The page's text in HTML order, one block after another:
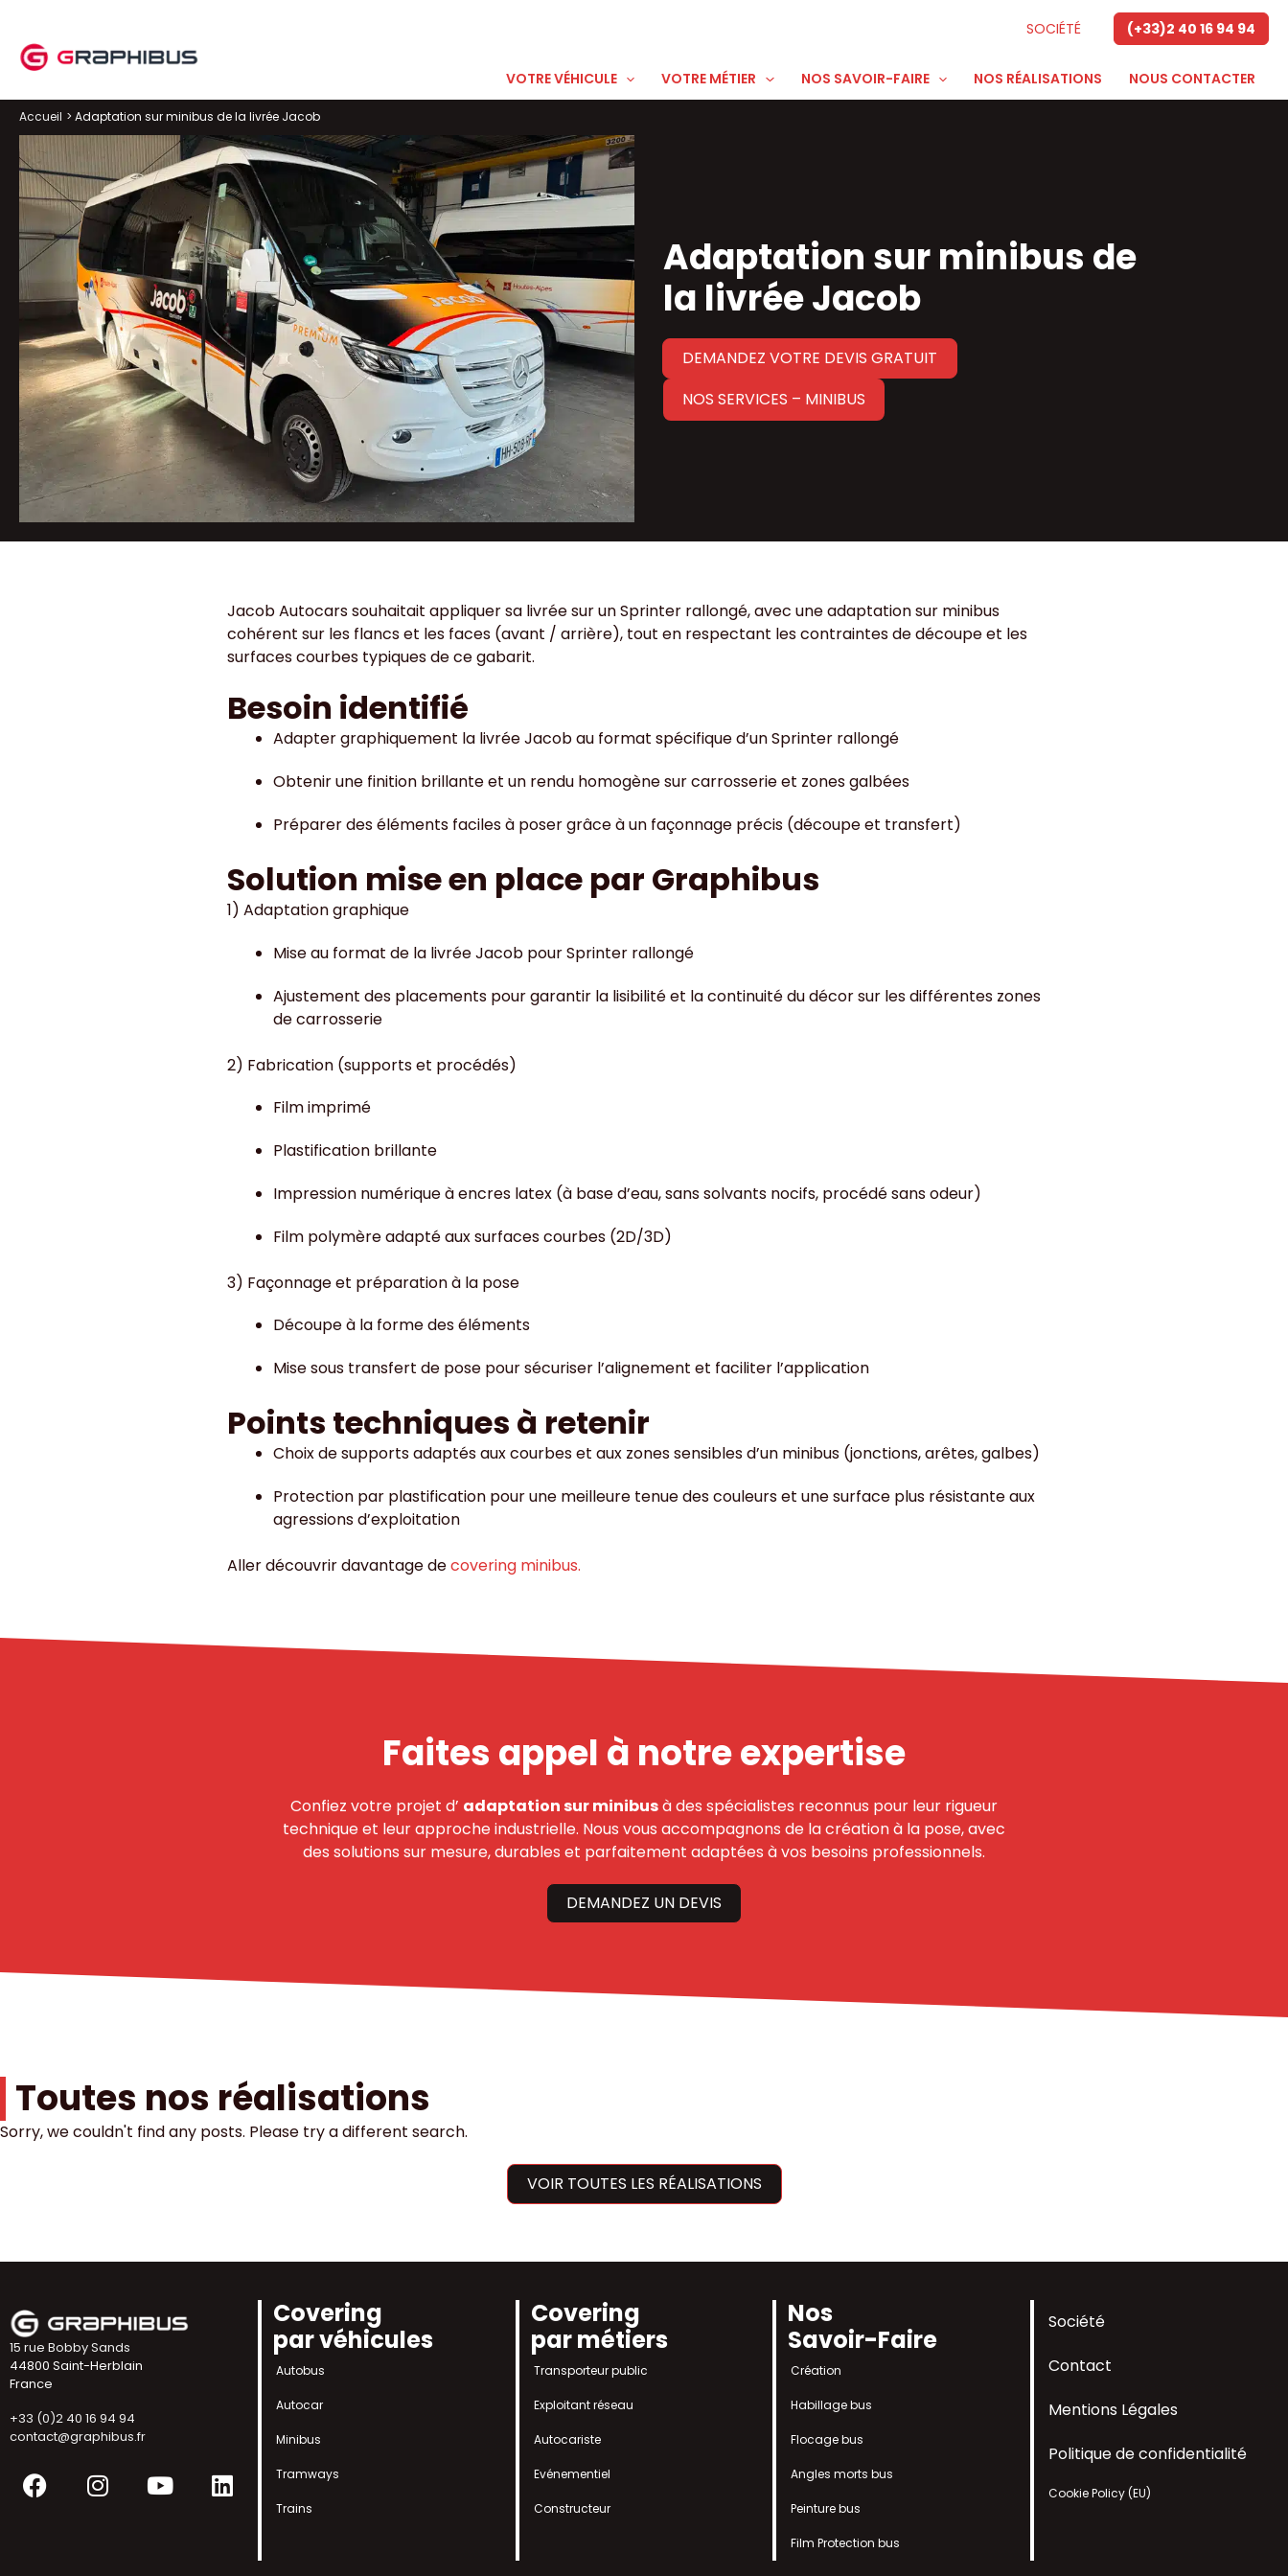
contenu
SOCIÉTÉ (+33)2 40 16 94 94
VOTRE VÉHICULE VOTRE MÉTIER NOS SAVOIR-FAIRE NOS RÉALISATIONS NOUS CONTACTER
Accueil Adaptation sur minibus de la livrée Jacob
Adaptation sur minibus de
la livrée Jacob
DEMANDEZ VOTRE DEVIS GRATUIT
NOS SERVICES – MINIBUS
Jacob Autocars souhaitait appliquer sa livrée sur un Sprinter rallongé, avec une adaptation sur minibus
cohérent sur les flancs et les faces (avant / arrière), tout en respectant les contraintes de découpe et les
surfaces courbes typiques de ce gabarit.
Besoin identifié
Adapter graphiquement la livrée Jacob au format spécifique d’un Sprinter rallongé
Obtenir une finition brillante et un rendu homogène sur carrosserie et zones galbées
Préparer des éléments faciles à poser grâce à un façonnage précis (découpe et transfert)
Solution mise en place par Graphibus
1) Adaptation graphique
Mise au format de la livrée Jacob pour Sprinter rallongé
Ajustement des placements pour garantir la lisibilité et la continuité du décor sur les différentes zones
de carrosserie
2) Fabrication (supports et procédés)
Film imprimé
Plastification brillante
Impression numérique à encres latex (à base d’eau, sans solvants nocifs, procédé sans odeur)
Film polymère adapté aux surfaces courbes (2D/3D)
3) Façonnage et préparation à la pose
Découpe à la forme des éléments
Mise sous transfert de pose pour sécuriser l’alignement et faciliter l’application
Points techniques à retenir
Choix de supports adaptés aux courbes et aux zones sensibles d’un minibus (jonctions, arêtes, galbes)
Protection par plastification pour une meilleure tenue des couleurs et une surface plus résistante aux
agressions d’exploitation
Aller découvrir davantage decovering minibus.
Faites appel à notre expertise
Confiez votre projet d’ adaptation sur minibusà des spécialistes reconnus pour leur rigueur
technique et leur approche industrielle. Nous vous accompagnons de la création à la pose, avec
des solutions sur mesure, durables et parfaitement adaptées à vos besoins professionnels.
DEMANDEZ UN DEVIS
Toutes nos réalisations
Sorry, we couldn't find any posts. Please try a different search.
VOIR TOUTES LES RÉALISATIONS
15 rue Bobby Sands
44800 Saint-Herblain
France
+33 (0)2 40 16 94 94
contact@graphibus.fr
FacebookInstagram
YoutubeLinkedin
Covering
par véhicules
Autobus
Autocar
Minibus
Tramways
Trains
Covering
par métiers
Transporteur public
Exploitant réseau
Autocariste
Evénementiel
Constructeur
Nos
Savoir-Faire
Création
Habillage bus
Flocage bus
Angles morts bus
Peinture bus
Film Protection bus
Société
Contact
Mentions Légales
Politique de confidentialité
Cookie Policy (EU)